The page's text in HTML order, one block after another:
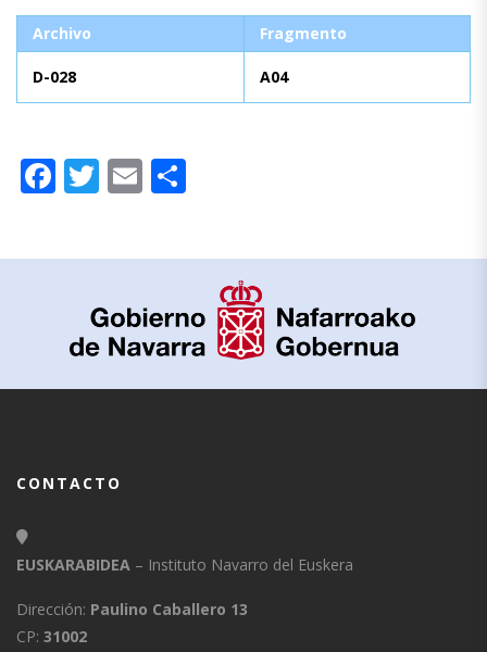
Archivo Fragmento
D-028 A04
Facebook
Twitter
Email
CONTACTO
EUSKARABIDEA – Instituto Navarro del Euskera
Dirección: Paulino Caballero 13
CP: 31002